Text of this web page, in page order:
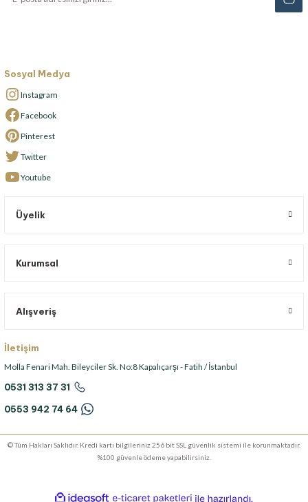
Sosyal Medya
Instagram
Facebook
Pinterest
Twitter
Youtube
Üyelik
Kurumsal
Alışveriş
İletişim
Molla Fenari Mah. Bileyciler Sk. No:8 Kapalıçarşı - Fatih / İstanbul
0531 313 37 31
0553 942 74 64
© Tüm Hakları Saklıdır. Kredi kartı bilgileriniz 256 bit SSL güvenlik sistemi ile korunmaktadır.
%100 güvenle ödeme yapabilirsiniz.
ideasoft e-